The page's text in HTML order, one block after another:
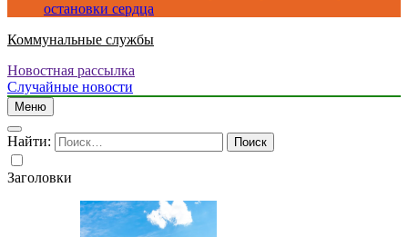
остановки сердца
Коммунальные службы
Новостная рассылка
Случайные новости
Меню
Найти:
Заголовки